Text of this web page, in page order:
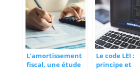
prendre pour
voyager
L’amortissement
fiscal, une étude
Le code LEI :
principe et